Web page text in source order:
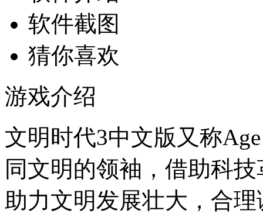
软件截图
猜你喜欢
游戏介绍
文明时代3中文版又称
同文明的领袖，借助科
助力文明发展壮大，合